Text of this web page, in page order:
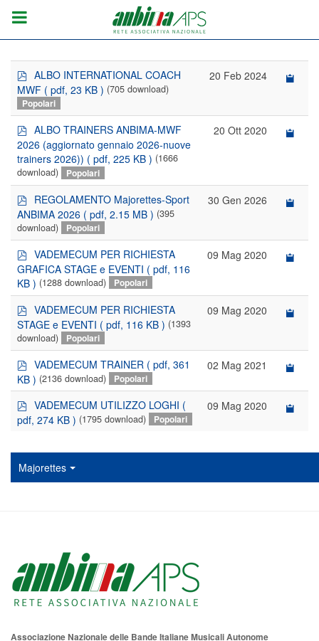
d
f
ALBO INTERNATIONAL COACH
MWF ( pdf, 23 KB ) (705 download)
Popolari
20 Feb 2024
d
f
ALBO TRAINERS ANBIMA-MWF
2026 (aggiornato gennaio 2026-nuove
trainers 2026)) ( pdf, 225 KB ) (1666
download)
Popolari
20 Ott 2020
d
f
REGOLAMENTO Majorettes-Sport
ANBIMA 2026 ( pdf, 2.15 MB ) (395
download)
Popolari
30 Gen 2026
p
d
f
VADEMECUM PER RICHIESTA
GRAFICA STAGE e EVENTI ( pdf, 116
KB ) (1288 download) Popolari
09 Mag 2020
p
d
f
VADEMECUM PER RICHIESTA
STAGE e EVENTI ( pdf, 116 KB ) (1393
download)
Popolari
09 Mag 2020
p
d
f
VADEMECUM TRAINER ( pdf, 361
KB ) (2136 download) Popolari
02 Mag 2021
p
d
f
VADEMECUM UTILIZZO LOGHI (
pdf, 274 KB ) (1795 download) Popolari
09 Mag 2020
Majorettes
Associazione Nazionale delle Bande Italiane Musicali Autonome